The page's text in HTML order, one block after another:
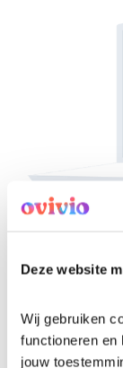
Deze website
Wij gebruiken
functioneren en
jouw
AFAS